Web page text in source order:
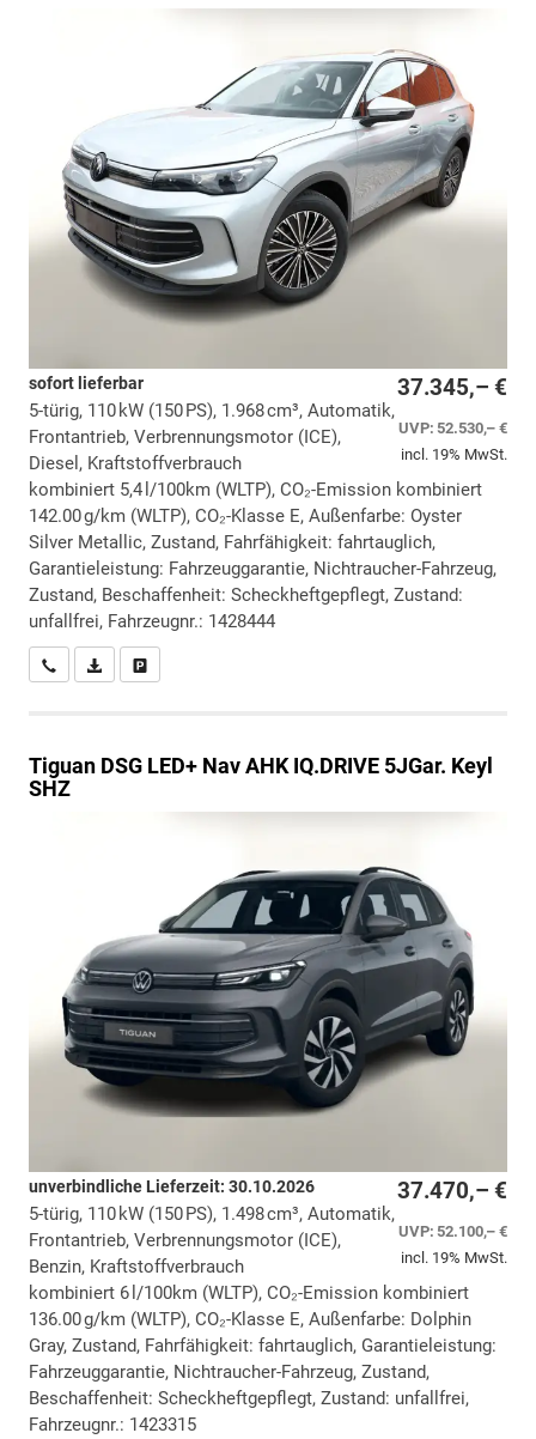
37.345,– €
UVP:52.530,– €
incl. 19% MwSt.
sofort lieferbar
5-türig, 110 kW (150 PS), 1.968 cm³, Automatik,
Frontantrieb, Verbrennungsmotor (ICE),
Diesel, Kraftstoffverbrauch
kombiniert 5,4 l/100km (WLTP), CO₂-Emission kombiniert
142.00 g/km (WLTP), CO₂-Klasse E, Außenfarbe: Oyster
Silver Metallic, Zustand, Fahrfähigkeit: fahrtauglich,
Garantieleistung: Fahrzeuggarantie, Nichtraucher-Fahrzeug,
Zustand, Beschaffenheit: Scheckheftgepflegt, Zustand:
unfallfrei, Fahrzeugnr.: 1428444
Wir rufen Sie anPDF-Datei, Fahrzeugexposé drucken
Tiguan DSG LED+ Nav AHK IQ.DRIVE 5JGar. Keyl
SHZ
37.470,– €
UVP:52.100,– €
incl. 19% MwSt.
unverbindliche Lieferzeit: 30.10.2026
5-türig, 110 kW (150 PS), 1.498 cm³, Automatik,
Frontantrieb, Verbrennungsmotor (ICE),
Benzin, Kraftstoffverbrauch
kombiniert 6 l/100km (WLTP), CO₂-Emission kombiniert
136.00 g/km (WLTP), CO₂-Klasse E, Außenfarbe: Dolphin
Gray, Zustand, Fahrfähigkeit: fahrtauglich, Garantieleistung:
Fahrzeuggarantie, Nichtraucher-Fahrzeug, Zustand,
Beschaffenheit: Scheckheftgepflegt, Zustand: unfallfrei,
Fahrzeugnr.: 1423315